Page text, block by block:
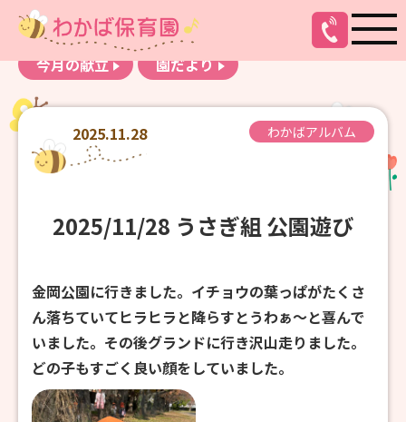
お知らせ
わかばアルバム
今月の献立
園だより
2025.11.28 わかばアルバム
2025/11/28 うさぎ組 公園遊び
金岡公園に行きました。イチョウの葉っぱがたくさ
ん落ちていてヒラヒラと降らすとうわぁ～と喜んで
いました。その後グランドに行き沢山走りました。
どの子もすごく良い顔をしていました。